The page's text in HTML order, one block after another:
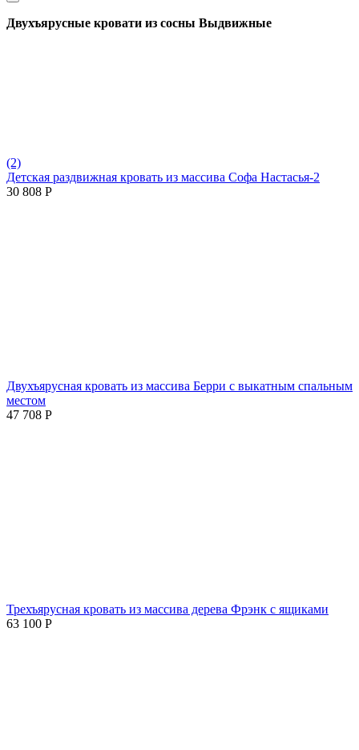
Двухъярусные кровати из сосны Выдвижные
(2)
Детская раздвижная кровать из массива Софа Настасья-2
30 808 Р
Двухъярусная кровать из массива Берри с выкатным спальным
местом
47 708 Р
Трехъярусная кровать из массива дерева Фрэнк с ящиками
63 100 Р